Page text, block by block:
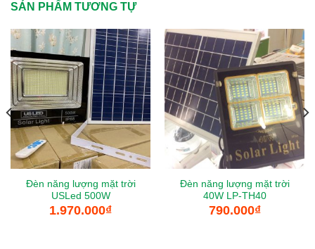
SẢN PHẨM TƯƠNG TỰ
Đèn năng lượng mặt trời
USLed 500W
1.970.000₫
Đèn năng lượng mặt trời
40W LP-TH40
790.000₫